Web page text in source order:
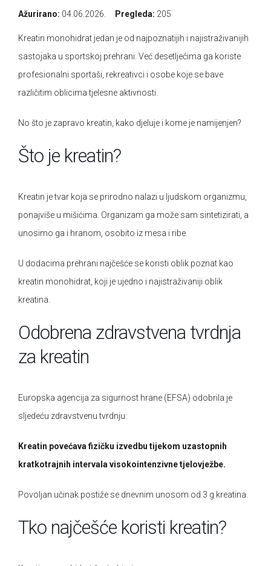
Ažurirano: 04.06.2026. Pregleda: 205
Kreatin monohidrat jedan je od najpoznatijih i najistraživanijih
sastojaka u sportskoj prehrani. Već desetljećima ga koriste
profesionalni sportaši, rekreativci i osobe koje se bave
različitim oblicima tjelesne aktivnosti.
No što je zapravo kreatin, kako djeluje i kome je namijenjen?
Što je kreatin?
Kreatin je tvar koja se prirodno nalazi u ljudskom organizmu,
ponajviše u mišićima. Organizam ga može sam sintetizirati, a
unosimo ga i hranom, osobito iz mesa i ribe.
U dodacima prehrani najčešće se koristi oblik poznat kao
kreatin monohidrat, koji je ujedno i najistraživaniji oblik
kreatina.
Odobrena zdravstvena tvrdnja
za kreatin
Europska agencija za sigurnost hrane (EFSA) odobrila je
sljedeću zdravstvenu tvrdnju:
Kreatin povećava fizičku izvedbu tijekom uzastopnih
kratkotrajnih intervala visokointenzivne tjelovježbe.
Povoljan učinak postiže se dnevnim unosom od 3 g kreatina.
Tko najčešće koristi kreatin?
Pčelinji proizvodi
Radionice